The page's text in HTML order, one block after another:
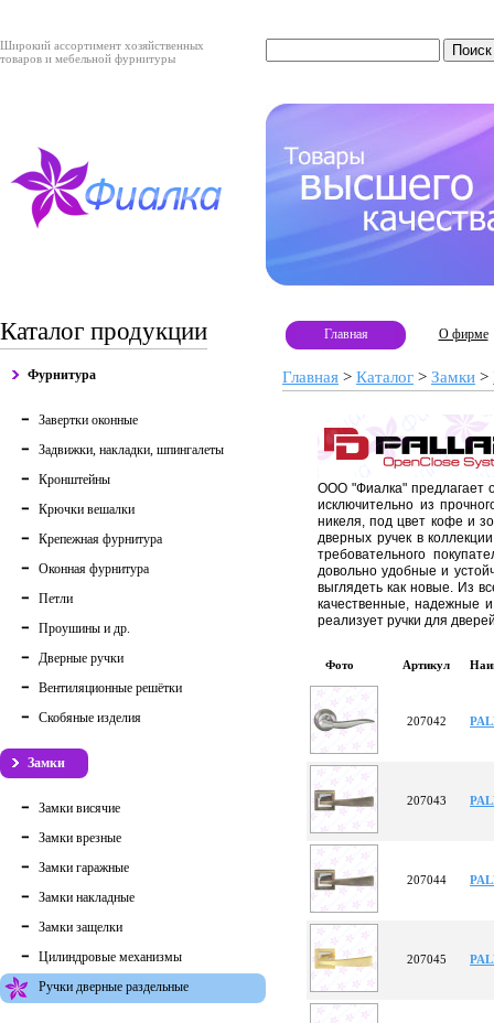
Широкий ассортимент хозяйственных
товаров и мебельной фурнитуры
Каталог продукции
Фурнитура
Завертки оконные
Задвижки, накладки, шпингалеты
Кронштейны
Крючки вешалки
Крепежная фурнитура
Оконная фурнитура
Петли
Проушины и др.
Дверные ручки
Вентиляционные решётки
Скобяные изделия
Замки
Замки висячие
Замки врезные
Замки гаражные
Замки накладные
Замки защелки
Цилиндровые механизмы
Ручки дверные раздельные
Главная О фирме
Главная > Каталог > Замки >
ООО "Фиалка" предлагает
исключительно из
никеля, под цвет кофе и
дверных ручек в
требовательного
довольно удобные и
выглядеть как новые. Из
качественные, надежные
реализует ручки для
Фото Артикул
207042
207043
207044
207045